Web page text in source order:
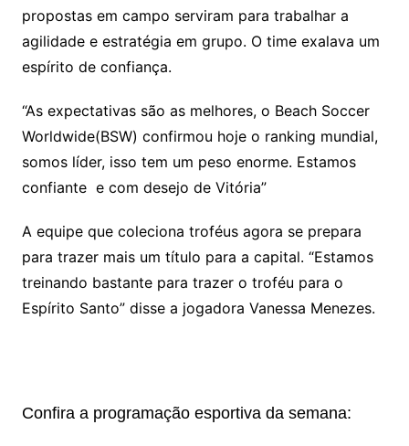
propostas em campo serviram para trabalhar a
agilidade e estratégia em grupo. O time exalava um
espírito de confiança.
“As expectativas são as melhores, o Beach Soccer
Worldwide(BSW) confirmou hoje o ranking mundial,
somos líder, isso tem um peso enorme. Estamos
confiante e com desejo de Vitória”
A equipe que coleciona troféus agora se prepara
para trazer mais um título para a capital. “Estamos
treinando bastante para trazer o troféu para o
Espírito Santo” disse a jogadora Vanessa Menezes.
Confira a programação esportiva da semana: